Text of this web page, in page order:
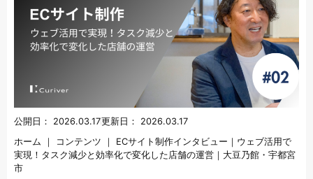
公開日： 2026.03.17更新日：
2026.03.17
ホーム
｜ コンテンツ ｜
ECサイト制作インタビュー｜ウェブ活用で
実現！タスク減少と効率化で変化した店舗の運営｜大豆乃館・宇都宮
市